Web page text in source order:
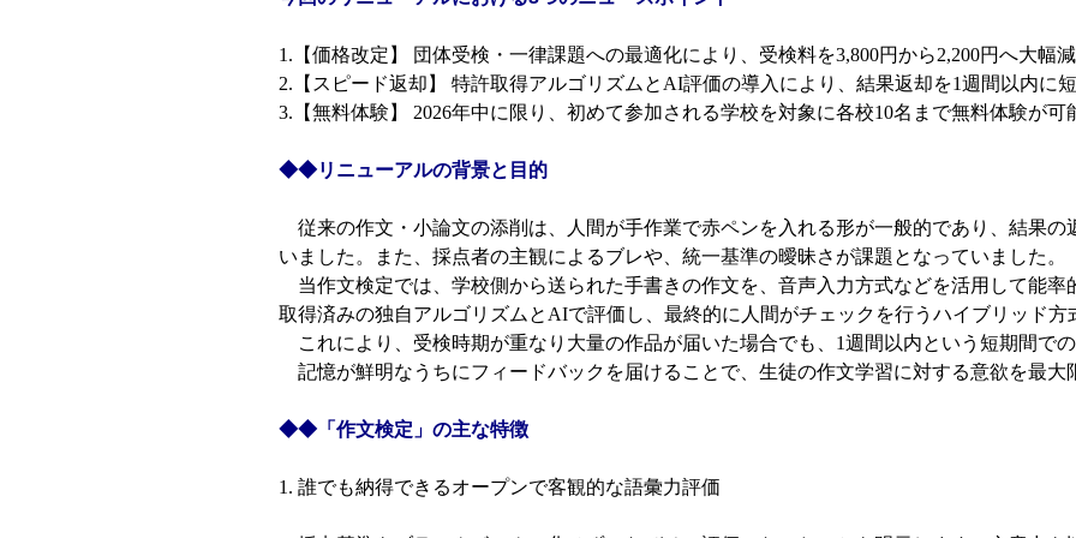
1.【価格改定】 団体受検・一律課題への最適化により、受検料を3,800円から2,200円へ大幅
2.【スピード返却】 特許取得アルゴリズムとAI評価の導入により、結果返却を1週間以内に
3.【無料体験】 2026年中に限り、初めて参加される学校を対象に各校10名まで無料体験が可
◆◆リニューアルの背景と目的
従来の作文・小論文の添削は、人間が手作業で赤ペンを入れる形が一般的であり、結果の
いました。また、採点者の主観によるブレや、統一基準の曖昧さが課題となっていました。
当作文検定では、学校側から送られた手書きの作文を、音声入力方式などを活用して能率
取得済みの独自アルゴリズムとAIで評価し、最終的に人間がチェックを行うハイブリッド方
これにより、受検時期が重なり大量の作品が届いた場合でも、1週間以内という短期間で
記憶が鮮明なうちにフィードバックを届けることで、生徒の作文学習に対する意欲を最大
◆◆「作文検定」の主な特徴
1. 誰でも納得できるオープンで客観的な語彙力評価